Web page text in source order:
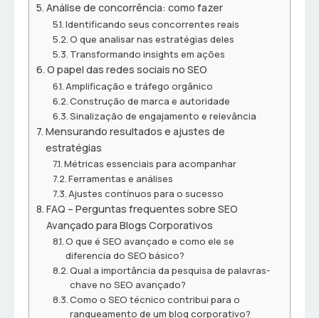
Análise de concorrência: como fazer
Identificando seus concorrentes reais
O que analisar nas estratégias deles
Transformando insights em ações
O papel das redes sociais no SEO
Amplificação e tráfego orgânico
Construção de marca e autoridade
Sinalização de engajamento e relevância
Mensurando resultados e ajustes de
estratégias
Métricas essenciais para acompanhar
Ferramentas e análises
Ajustes contínuos para o sucesso
FAQ – Perguntas frequentes sobre SEO
Avançado para Blogs Corporativos
O que é SEO avançado e como ele se
diferencia do SEO básico?
Qual a importância da pesquisa de palavras-
chave no SEO avançado?
Como o SEO técnico contribui para o
ranqueamento de um blog corporativo?